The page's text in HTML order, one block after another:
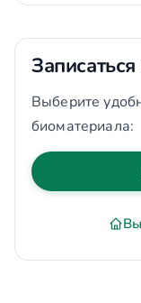
Выберите
биоматериала: